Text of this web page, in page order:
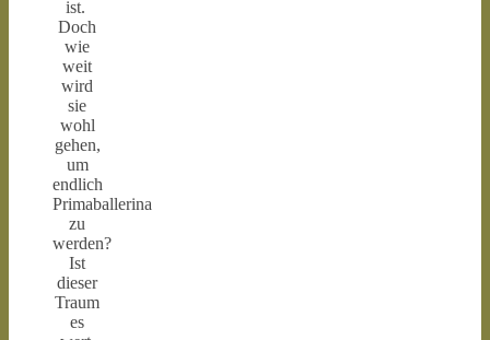
ist.
Doch
wie
weit
wird
sie
wohl
gehen,
um
endlich
Primaballerina
zu
werden?
Ist
dieser
Traum
es